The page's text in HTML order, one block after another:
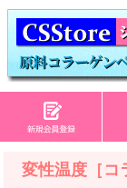
変性温度［コ